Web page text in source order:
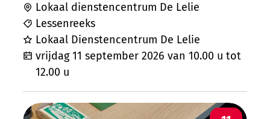
Lokaal dienstencentrum De Lelie
Lessenreeks
Lokaal Dienstencentrum De Lelie
vrijdag 11 september 2026 van 10.00 u tot
12.00 u
Kaarten